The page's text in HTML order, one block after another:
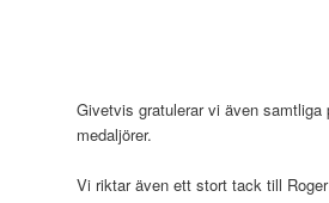
Givetvis gratulerar vi även samtliga
medaljörer.
Vi riktar även ett stort tack till